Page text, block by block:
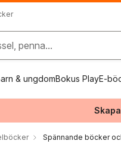
penna...
& ungdomBokus PlayE-
Spännande böcker